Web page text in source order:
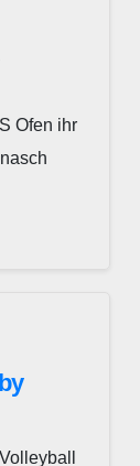
Ofen ihr